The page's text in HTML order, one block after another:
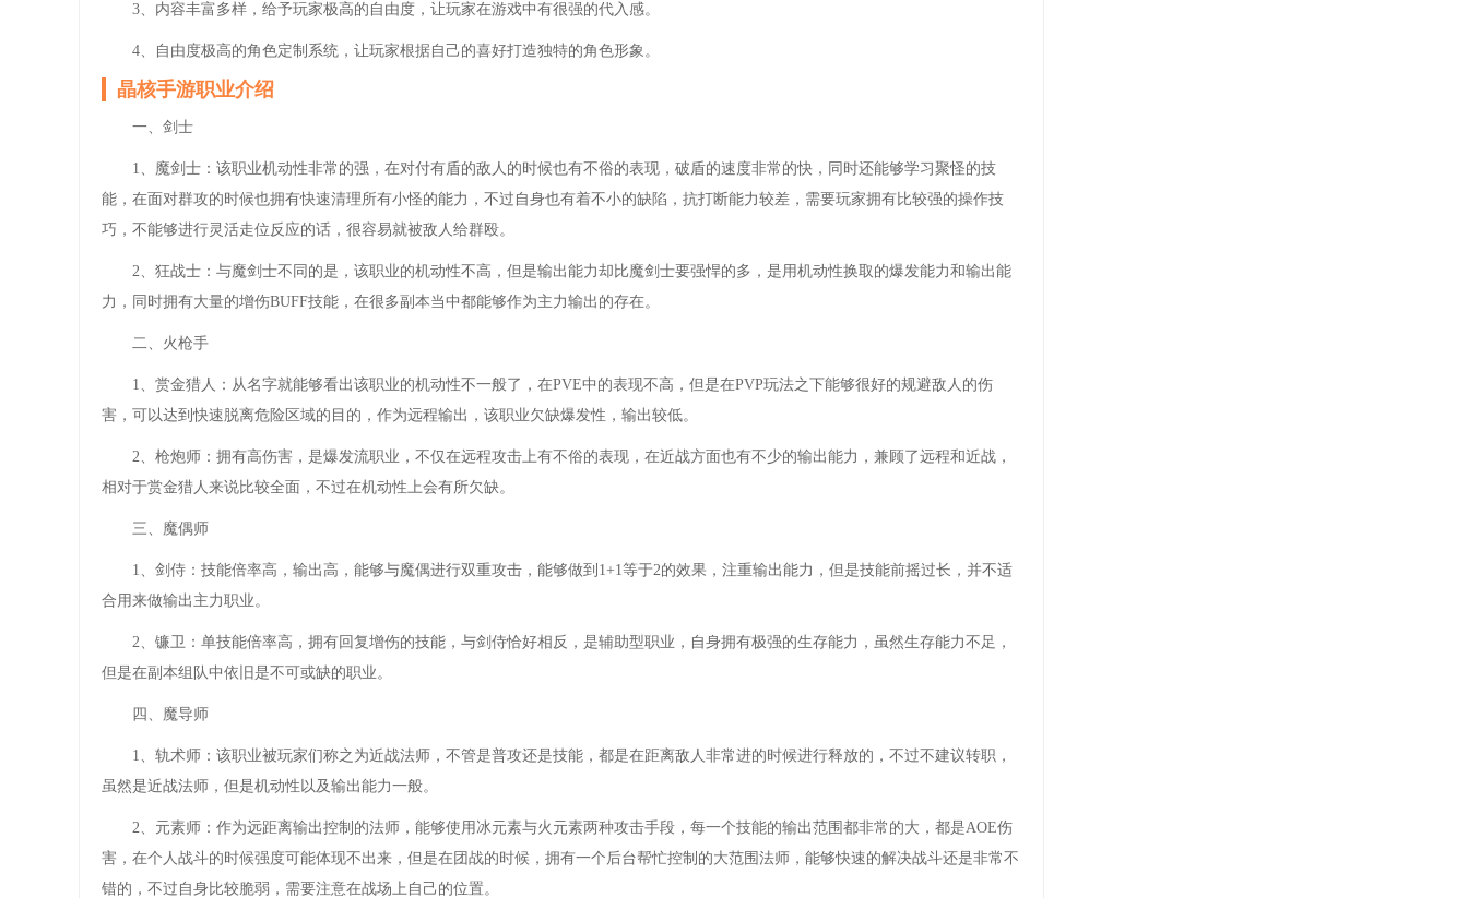
3、内容丰富多样，给予玩家极高的自由度，让玩家在游戏中有很强的代入感。
4、自由度极高的角色定制系统，让玩家根据自己的喜好打造独特的角色形象。
晶核手游职业介绍
一、剑士
1、魔剑士：该职业机动性非常的强，在对付有盾的敌人的时候也有不俗的表现，破盾的速度非常的快，同时还能够学习聚怪的技
能，在面对群攻的时候也拥有快速清理所有小怪的能力，不过自身也有着不小的缺陷，抗打断能力较差，需要玩家拥有比较强的操作技
巧，不能够进行灵活走位反应的话，很容易就被敌人给群殴。
2、狂战士：与魔剑士不同的是，该职业的机动性不高，但是输出能力却比魔剑士要强悍的多，是用机动性换取的爆发能力和输出能
力，同时拥有大量的增伤BUFF技能，在很多副本当中都能够作为主力输出的存在。
二、火枪手
1、赏金猎人：从名字就能够看出该职业的机动性不一般了，在PVE中的表现不高，但是在PVP玩法之下能够很好的规避敌人的伤
害，可以达到快速脱离危险区域的目的，作为远程输出，该职业欠缺爆发性，输出较低。
2、枪炮师：拥有高伤害，是爆发流职业，不仅在远程攻击上有不俗的表现，在近战方面也有不少的输出能力，兼顾了远程和近战，
相对于赏金猎人来说比较全面，不过在机动性上会有所欠缺。
三、魔偶师
1、剑侍：技能倍率高，输出高，能够与魔偶进行双重攻击，能够做到1+1等于2的效果，注重输出能力，但是技能前摇过长，并不适
合用来做输出主力职业。
2、镰卫：单技能倍率高，拥有回复增伤的技能，与剑侍恰好相反，是辅助型职业，自身拥有极强的生存能力，虽然生存能力不足，
但是在副本组队中依旧是不可或缺的职业。
四、魔导师
1、轨术师：该职业被玩家们称之为近战法师，不管是普攻还是技能，都是在距离敌人非常进的时候进行释放的，不过不建议转职，
虽然是近战法师，但是机动性以及输出能力一般。
2、元素师：作为远距离输出控制的法师，能够使用冰元素与火元素两种攻击手段，每一个技能的输出范围都非常的大，都是AOE伤
害，在个人战斗的时候强度可能体现不出来，但是在团战的时候，拥有一个后台帮忙控制的大范围法师，能够快速的解决战斗还是非常不
错的，不过自身比较脆弱，需要注意在战场上自己的位置。